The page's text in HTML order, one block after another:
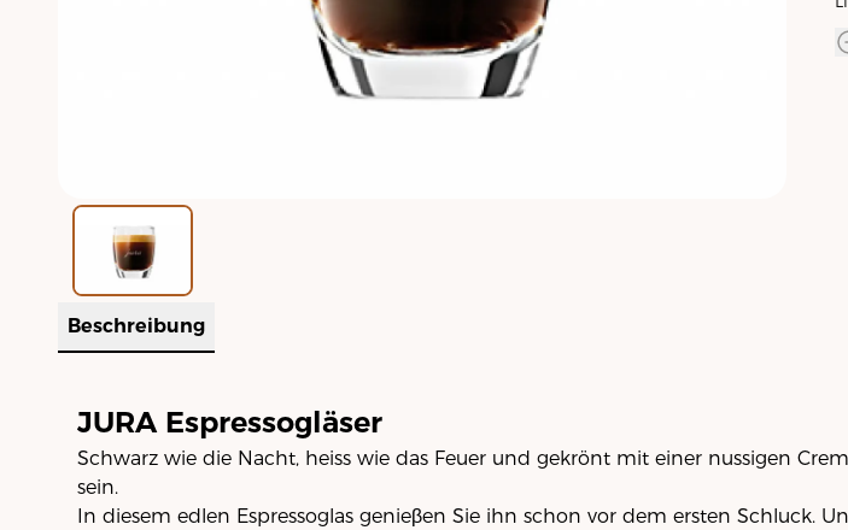
Beschreibung
JURA Espressogläser
Schwarz wie die Nacht, heiss wie das Feuer und gekrönt mit einer nussigen
sein.
In diesem edlen Espressoglas genieβen Sie ihn schon vor dem ersten Schluck.